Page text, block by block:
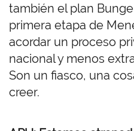
también el plan
primera etapa de
acordar un proceso
nacional y menos
Son un fiasco, una
creer.